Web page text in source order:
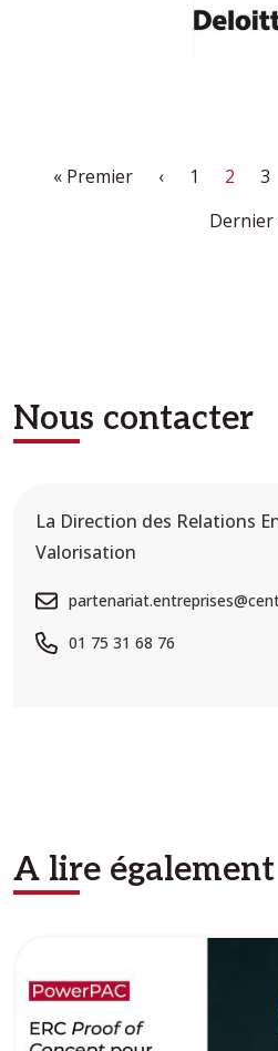
Première page
« Premier Page
‹ Page
1 Page
2 3
Dernier
Nous contacter
La Direction des Relations
Valorisation
01 75 31 68 76
A lire également